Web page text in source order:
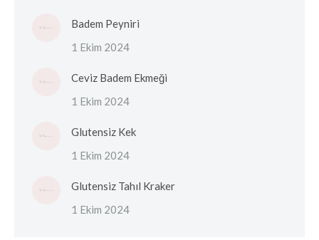
Badem Peyniri
1 Ekim 2024
Ceviz Badem Ekmeği
1 Ekim 2024
Glutensiz Kek
1 Ekim 2024
Glutensiz Tahıl Kraker
1 Ekim 2024